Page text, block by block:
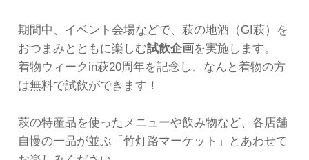
期間中、イベント会場などで、萩の地酒（GI萩）を
おつまみとともに楽しむ試飲企画を実施します。
着物ウィークin萩20周年を記念し、なんと着物の方
は無料で試飲ができます！
萩の特産品を使ったメニューや飲み物など、各店舗
自慢の一品が並ぶ「竹灯路マーケット」とあわせて